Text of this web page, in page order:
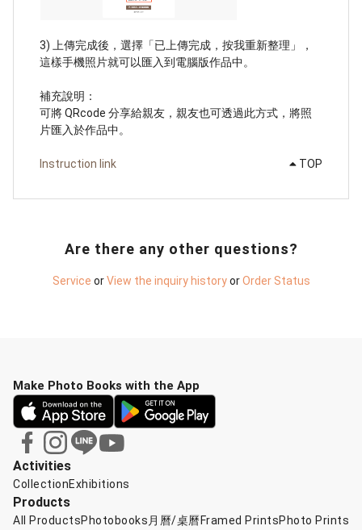
3) 上傳完成後，選擇「已上傳完成，按我重新整理」，
這樣手機照片就可以匯入到電腦版作品中。
補充說明：
可將 QRcode 分享給親友，親友也可透過此方式，將照
片匯入於作品中。
Instruction link TOP
Are there any other questions?
Service orView the inquiry historyorOrder Status
Activities
CollectionExhibitions
Products
All ProductsPhotobooks月曆/桌曆 Framed PrintsPhoto Prints
Make Photo Books with the App